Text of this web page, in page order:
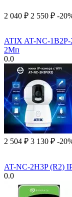
2 040 ₽ 2 550 ₽ -
ATIX AT-NC-1B2P-
2Мп
0.0
2 504 ₽ 3 130 ₽ -
AT-NC-2H3P (R2)
0.0